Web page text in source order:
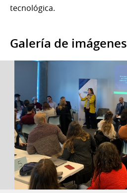
tecnológica.
Galería de imágenes